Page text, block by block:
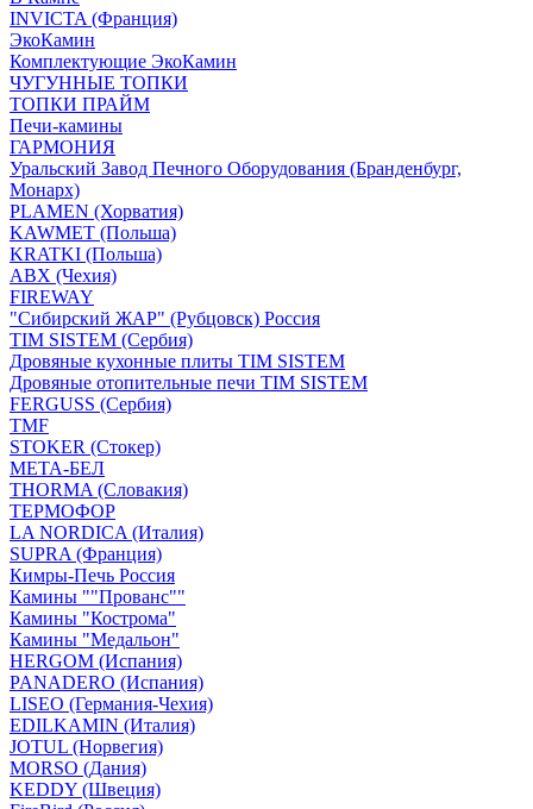
INVICTA (Франция)
ЭкоКамин
Комплектующие ЭкоКамин
ЧУГУННЫЕ ТОПКИ
ТОПКИ ПРАЙМ
Печи-камины
ГАРМОНИЯ
Уральский Завод Печного Оборудования (Бранденбург,
Монарх)
PLAMEN (Хорватия)
KAWMET (Польша)
KRATKI (Польша)
ABX (Чехия)
FIREWAY
"Сибирский ЖАР" (Рубцовск) Россия
TIM SISTEM (Сербия)
Дровяные кухонные плиты TIM SISTEM
Дровяные отопительные печи TIM SISTEM
FERGUSS (Сербия)
TMF
STOKER (Стокер)
МЕТА-БЕЛ
THORMA (Словакия)
ТЕРМОФОР
LA NORDICA (Италия)
SUPRA (Франция)
Кимры-Печь Россия
Камины ""Прованс""
Камины "Кострома"
Камины "Медальон"
HERGOM (Испания)
PANADERO (Испания)
LISEO (Германия-Чехия)
EDILKAMIN (Италия)
JOTUL (Норвегия)
MORSO (Дания)
KEDDY (Швеция)